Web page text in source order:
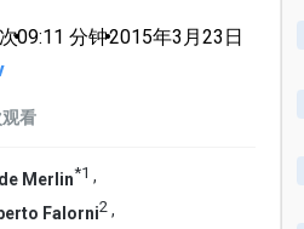
•09:11 分钟•2015年3月23日
看
Merlin*1 ,
Falorni2 ,